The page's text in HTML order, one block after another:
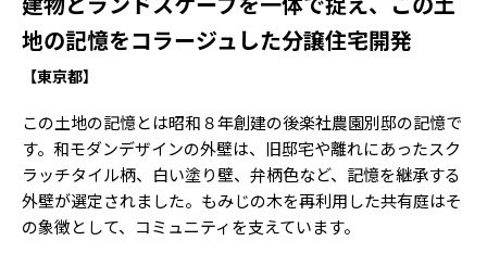
地の記憶をコラージュした分譲住宅開発
【東京都】
この土地の記憶とは昭和８年創建の後楽社農園別邸の記憶で
す。和モダンデザインの外壁は、旧邸宅や離れにあったスク
ラッチタイル柄、白い塗り壁、弁柄色など、記憶を継承する
外壁が選定されました。もみじの木を再利用した共有庭はそ
の象徴として、コミュニティを支えています。